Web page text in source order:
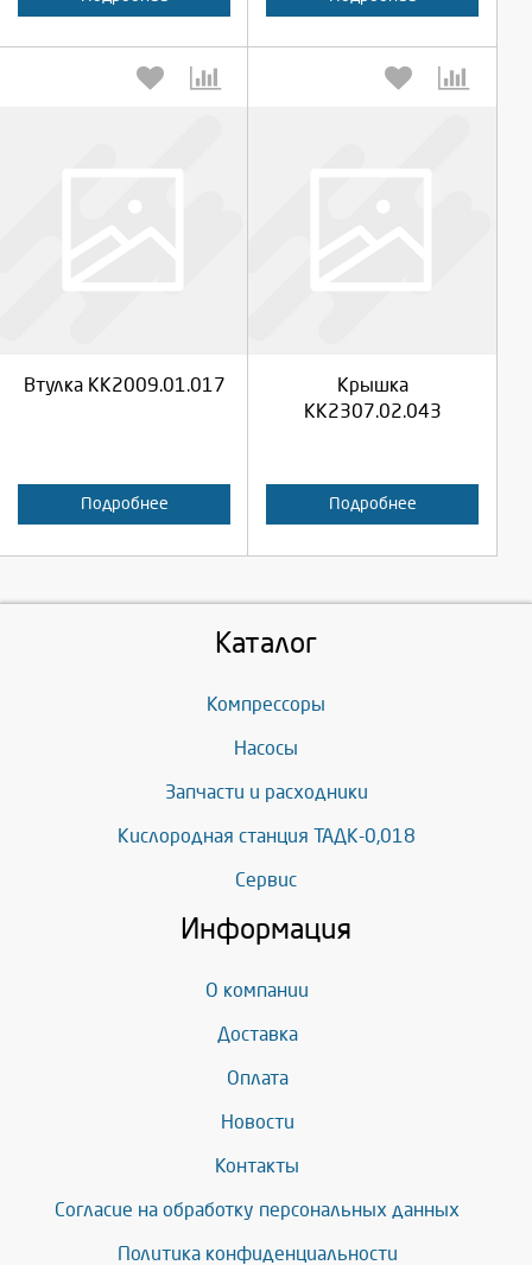
Втулка КК2009.01.017
Подробнее
Крышка
КК2307.02.043
Подробнее
Отмена
Каталог
Компрессоры
Насосы
Запчасти и расходники
Кислородная станция ТАДК-0,018
Сервис
Информация
О компании
Доставка
Оплата
Новости
Контакты
Согласие на обработку персональных данных
Политика конфиденциальности